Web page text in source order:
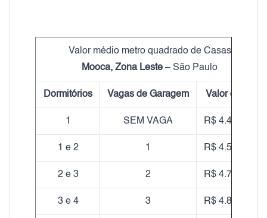
Valor médio metro quadrado de Casas
Mooca, Zona Leste – São Paulo
Dormitórios Vagas de Garagem Valor do m²
1 SEM VAGA R$ 4.400,00
1 e 2 1 R$ 4.590,00
2 e 3 2 R$ 4.780,00
3 e 4 3 R$ 4.850,00